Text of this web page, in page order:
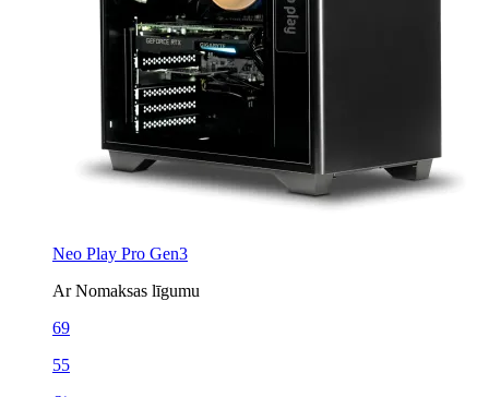
Neo Play Pro Gen3
Ar Nomaksas līgumu
69
55